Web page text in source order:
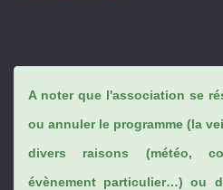
A noter que l'association se
ou annuler le programme (la
divers raisons (météo,
évènement particulier…) ou